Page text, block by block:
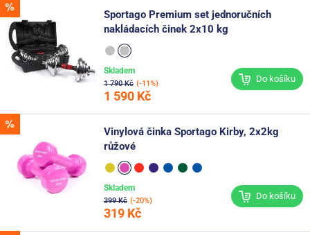
Sportago Premium set jednoručních
nakládacích činek 2x10 kg
1 790 Kč (-11%)
1 590 Kč
Skladem
Do košíku
Vinylová činka Sportago Kirby, 2x2kg
růžové
399 Kč (-20%)
319 Kč
Skladem
Do košíku